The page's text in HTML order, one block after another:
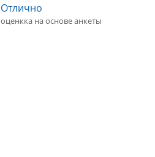
Отлично
оценкка на основе анкеты